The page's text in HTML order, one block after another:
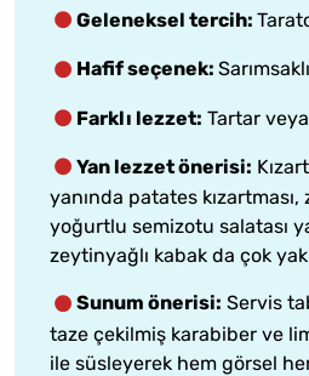
Geleneksel tercih:
Hafif seçenek:
Farklı lezzet: Tartar
Yan lezzet önerisi:
yanında patates
yoğurtlu semizotu salatası
zeytinyağlı kabak da çok
Sunum önerisi: Servis
taze çekilmiş karabiber ve
ile süsleyerek hem görsel